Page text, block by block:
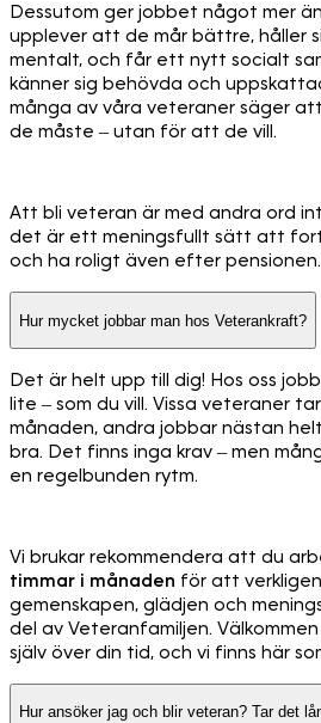
Dessutom ger jobbet något mer
upplever att de mår bättre, håller
mentalt, och får ett nytt socialt
känner sig behövda och
många av våra veteraner säger
de måste – utan för att de vill.
Att bli veteran är med andra ord
det är ett meningsfullt sätt att
och ha roligt även efter pensionen.
Hur mycket jobbar man hos Veterankraft?
Det är helt upp till dig! Hos oss
lite – som du vill. Vissa veteraner
månaden, andra jobbar nästan
bra. Det finns inga krav – men
en regelbunden rytm.
Vi brukar rekommendera att du
timmar i månaden för att
gemenskapen, glädjen och
del av Veteranfamiljen.
själv över din tid, och vi finns här
Hur ansöker jag och blir veteran? Tar det